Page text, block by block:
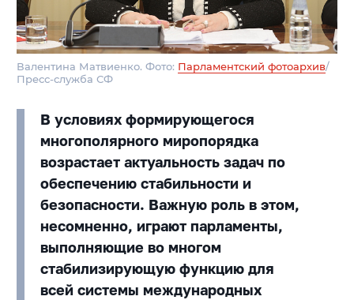
Валентина Матвиенко. Фото: Парламентский фотоархив/
Пресс-служба СФ
В условиях формирующегося
многополярного миропорядка
возрастает актуальность задач по
обеспечению стабильности и
безопасности. Важную роль в этом,
несомненно, играют парламенты,
выполняющие во многом
стабилизирующую функцию для
всей системы международных